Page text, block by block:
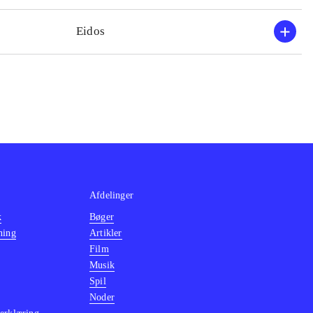
Eidos
Afdelinger
Bøger
Artikler
Film
Musik
Spil
Noder